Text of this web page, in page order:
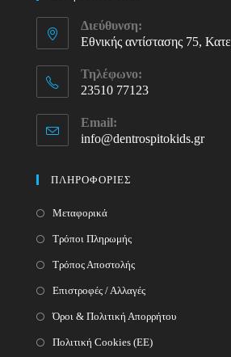
Διεύθυνση:
Εθνικής αντίστασης 75,
Τηλέφωνο:
23510 77123
in
your
Email:
info@dentrospitokids.grOpens
ΠΛΗΡΟΦΟΡΙΕΣ
Μεταφορικά
Τρόποι Πληρωμής
Τρόπος Αποστολής
Επιστροφές / Αλλαγές
Όροι & Πολιτική Απορρήτου
Πολιτική Cookies (ΕΕ)